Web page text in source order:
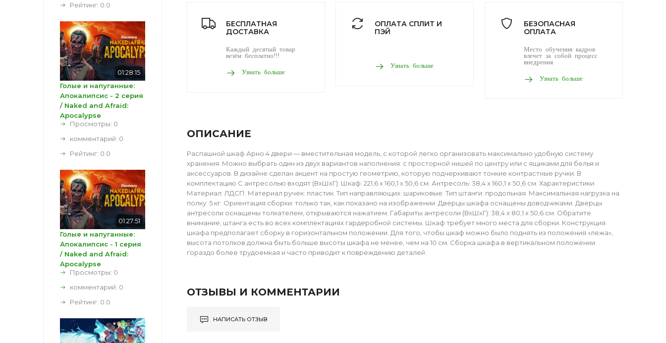
БЕСПЛАТНАЯ
ДОСТАВКА
Каждый десятый товар
везём бесплатно!!!
Узнать больше
ОПЛАТА СПЛИТ И
ПЭЙ
Узнать больше
БЕЗОПАСНАЯ
ОПЛАТА
Место обучения кадров
влечет за собой процесс
внедрения
Узнать больше
ОПИСАНИЕ
Распашной шкаф Арно 4 двери — вместительная модель, с которой легко организовать максимально удобную систему
хранения. Можно выбрать один из двух вариантов наполнения: с просторной нишей по центру или с ящиками для белья и
аксессуаров. В дизайне сделан акцент на простую геометрию, которую подчеркивают тонкие контрастные ручки. В
комплектацию С антресолью входят (ВхШхГ): Шкаф: 221,6 х 160,1 х 50,6 см. Антресоль: 38,4 х 160,1 х 50,6 см. Характеристики:
Материал: ЛДСП. Материал ручек: пластик. Тип направляющих: шариковые. Тип штанги: продольная. Максимальная нагрузка на
полку: 5 кг. Ориентация сборки: только так, как показано на изображении. Дверцы шкафа оснащены доводчиками. Дверцы
антресоли оснащены толкателем, открываются нажатием. Габариты антресоли (ВхШхГ): 38,4 х 80,1 х 50,6 см. Обратите
внимание, штанга есть во всех комплектациях гардеробной системы. Шкаф требует много места для сборки. Конструкция
шкафа предполагает сборку в горизонтальном положении. Для того, чтобы шкаф можно было поднять из положения «лежа»,
высота потолков должна быть больше высоты шкафа не менее, чем на 10 см. Сборка шкафа в вертикальном положении
гораздо более трудоемкая и часто приводит к повреждению деталей.
ОТЗЫВЫ И КОММЕНТАРИИ
НАПИСАТЬ ОТЗЫВ
Рейтинг: 0.0
01:28:15
Голые и напуганные:
Апокалипсис - 2 серия
/ Naked and Afraid:
Apocalypse
Просмотры: 0
комментарий: 0
Рейтинг: 0.0
01:27:51
Голые и напуганные:
Апокалипсис - 1 серия
/ Naked and Afraid:
Apocalypse
Просмотры: 0
комментарий: 0
Рейтинг: 0.0